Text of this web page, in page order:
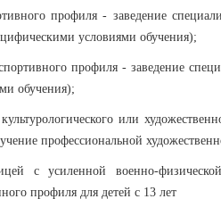
профиля - заведение
условиями обучения);
профиля - заведение
обучения);
или
профессиональной
с усиленной военно-
профиля для детей с 13 лет